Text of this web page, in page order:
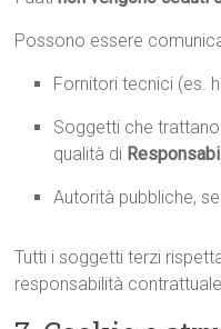
Possono essere
Fornitori tecnici (es.
Soggetti che
qualità di
Autorità pubbliche,
Tutti i soggetti terzi
responsabilità